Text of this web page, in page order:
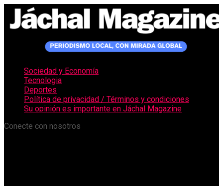
Sociedad y Economía
Tecnologia
Deportes
Política de privacidad / Términos y condiciones
Su opinión es importante en Jáchal Magazine
Conecte con nosotros